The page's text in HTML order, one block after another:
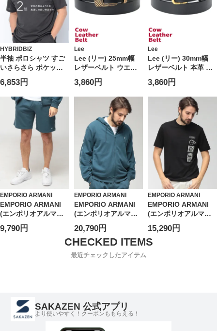
HYBRIDBIZ
半袖 ポロシャツ すご
いさらさら ポケット
トップス 無地 涼しい
春 夏 大きいサイズ メ
ンズ ビジネス
6,853円
Lee
Lee (リー) 25mm幅
レザーベルト ウエス
タン ゴールド ピンバ
ックル 本革 ユニセッ
クス 0120599G
3,860円
Lee
Lee (リー) 30mm幅
レザーベルト 本革 ゴ
ールドバックル ミニ
ロゴ ユニセックス
120597
3,860円
EMPORIO ARMANI
EMPORIO ARMANI
(エンポリオアルマー
ニ) メンズ ショートパ
ンツ ロゴテープ ウエ
9,790円
EMPORIO ARMANI
EMPORIO ARMANI
(エンポリオアルマー
ニ) メンズ パーカー
長袖 ロゴテープ フル
ジップ
EAUEM653AF18887
20,790円
EMPORIO ARMANI
EMPORIO ARMANI
(エンポリオアルマー
ニ) メンズ Tシャツ 半
袖 プリント＆刺繍 ク
ルーネック カットソ
15,290円
最近チェックしたアイテム
SAKAZEN 公式アプリ
より使いやすく！クーポンももらえる！